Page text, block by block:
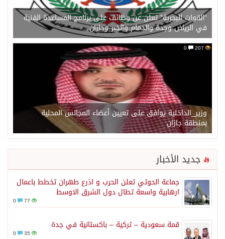
“القوات البحرية” تعلن عن وظائف على برنامج المساعدة الفنية
في الرياض وجدة والدمام والخبر وجازان
207
وزير_الداخلية يوافق على تعيين أعضاء المجالس المحلية
بمنطقة جازان
جديد الأخبار
جماعة الحوثي تعلن الحرب و اذرع طهران تخطط باعمال
ارهابية واسعة تطال دول الشرق الاوسط
77
قمة سعودية – تركية – باكستانية في جدة
35